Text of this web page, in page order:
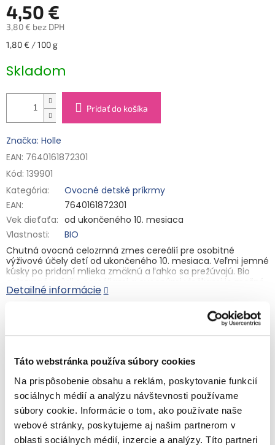
Táto webstránka používa súbory cookies
Na prispôsobenie obsahu a reklám, poskytovanie funkcií
sociálnych médií a analýzu návštevnosti používame
súbory cookie. Informácie o tom, ako používate naše
webové stránky, poskytujeme aj našim partnerom v
oblasti sociálnych médií, inzercie a analýzy. Títo partneri
4,50 €
3,80 € bez DPH
Jednotková
1,80 € / 100 g
Skladom
Pridať do košíka
Značka: Holle
EAN: 7640161872301
Kód: 139901
Kategória:
Ovocné detské príkrmy
EAN:
7640161872301
Vek dieťaťa: od ukončeného 10. mesiaca
Vlastnosti:
BIO
Chutná ovocná celozrnná zmes cereálií pre osobitné
výživové účely detí od ukončeného 10. mesiaca. Veľmi jemné
kúsky po pridaní mlieka zmäknú a ľahko sa prežúvajú. Bio
celozrnné müsli s cereáliami a ovocnými vločkami je možné
použiť ako plnohodnotné raňajky pri prechode na rastlinnú
vločky** 35 %, celozrnná
koncentrovaná datľová šťava*) 10 %, tiamín (vitamín B1). *
poľnohospodárstva.
Výživové údaje na 100 g:Energia 1524 kJ/361 kJ/kcal; tuky 3,8
g, z toho nasýtené mastné kyseliny 0,7 g; sacharidy 67 g, z
toho cukry 5,9 g; vláknina 7,9 g, bielkoviny 11 g; soľ 0,02 g,
tiamín (B1) 3 mg.
Detailné informácie
Súvisiaci tovar